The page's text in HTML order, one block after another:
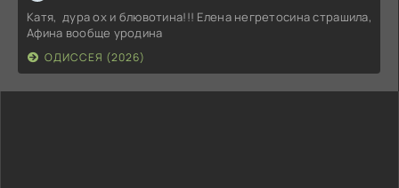
Катя, дура ох и блювотина!!! Елена негретосина страшила,
Афина вообще уродина
ОДИССЕЯ (2026)